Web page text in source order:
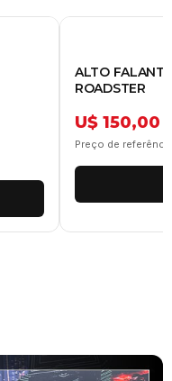
ALTO
ROADSTER
U$ 150,00
Preço de referência